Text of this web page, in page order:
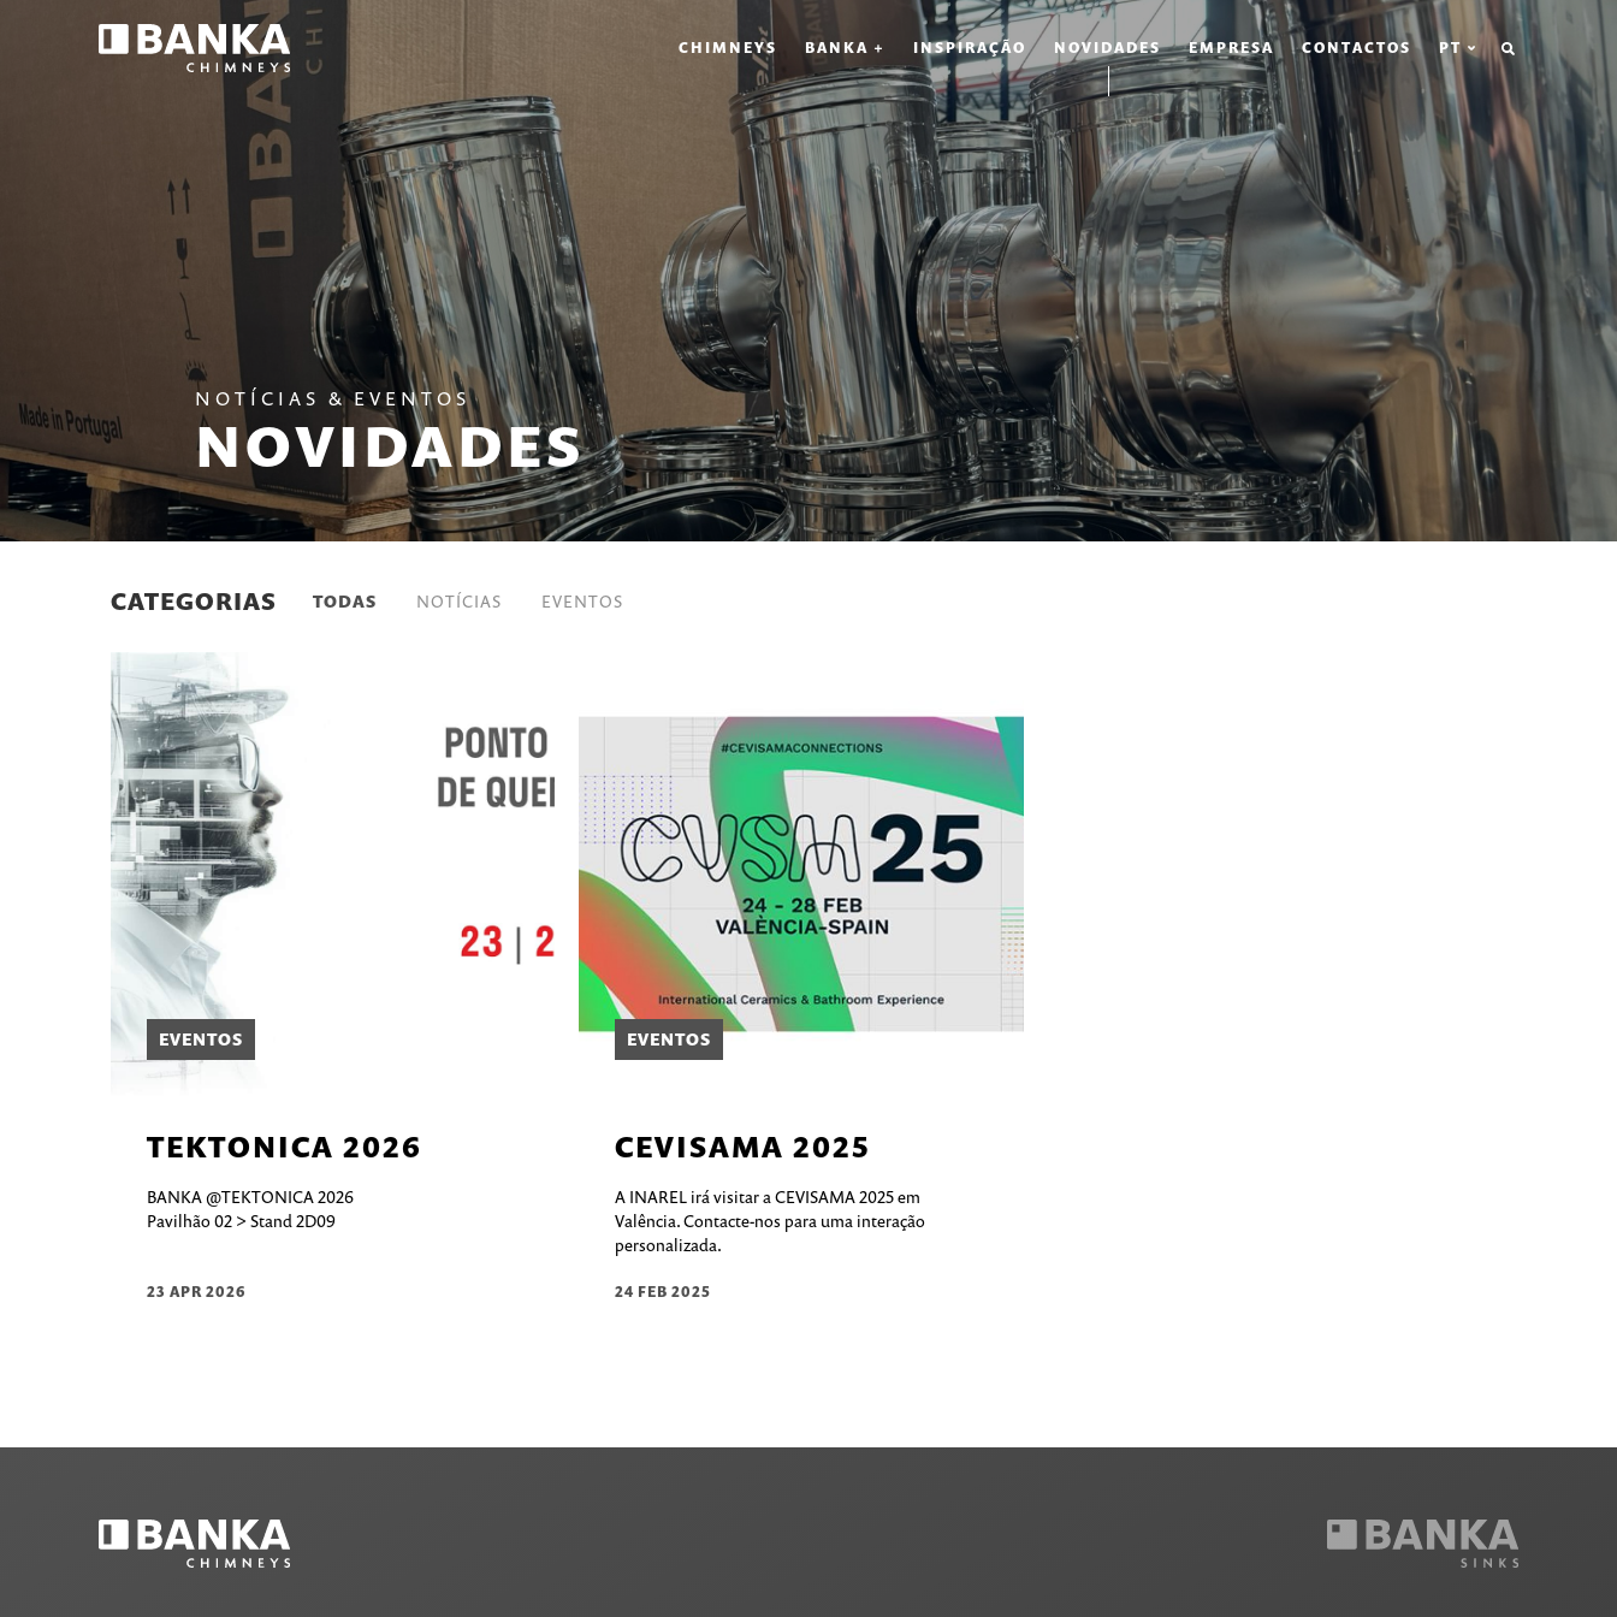
CHIMNEYS BANKA + INSPIRAÇÃO NOVIDADES EMPRESA CONTACTOS PT
NOTÍCIAS & EVENTOS
NOVIDADES
CATEGORIAS TODAS NOTÍCIAS EVENTOS
EVENTOS
TEKTONICA 2026
BANKA @TEKTONICA 2026
Pavilhão 02 > Stand 2D09
23 APR 2026
EVENTOS
CEVISAMA 2025
A INAREL irá visitar a CEVISAMA 2025 em
Valência. Contacte-nos para uma interação
personalizada.
24 FEB 2025